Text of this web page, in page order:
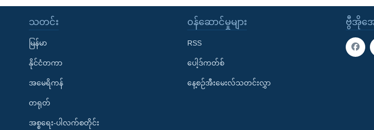
ဗွီအိုအ
သတင်း
မြန်မာ
နိုင်ငံတကာ
အမေရိကန်
တရုတ်
အစ္စရေး-ပါလက်စတိုင်း
၀န်ဆောင်မှုများ
RSS
ပေါ့ဒ်ကတ်စ်
နေ့စဉ်အီးမေးလ်သတင်းလွှာ